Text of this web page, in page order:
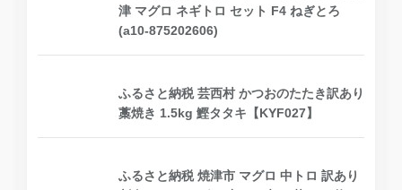
津 マグロ ネギトロ セット F4 ねぎとろ
(a10-875202606)
ふるさと納税 芸西村 かつおのたたき訳あり
藁焼き 1.5kg 鰹タタキ【KYF027】
ふるさと納税 焼津市 マグロ 中トロ 訳あり